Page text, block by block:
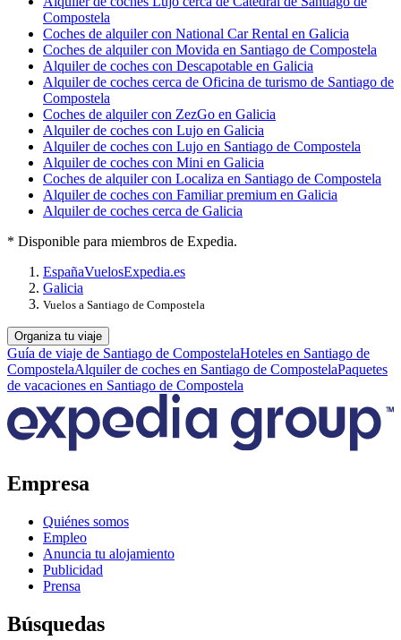
Compostela
Coches de alquiler con National Car Rental en Galicia
Coches de alquiler con Movida en Santiago de Compostela
Alquiler de coches con Descapotable en Galicia
Alquiler de coches cerca de Oficina de turismo de Santiago de
Compostela
Coches de alquiler con ZezGo en Galicia
Alquiler de coches con Lujo en Galicia
Alquiler de coches con Lujo en Santiago de Compostela
Alquiler de coches con Mini en Galicia
Coches de alquiler con Localiza en Santiago de Compostela
Alquiler de coches con Familiar premium en Galicia
Alquiler de coches cerca de Galicia
* Disponible para miembros de Expedia.
EspañaVuelosExpedia.es
Galicia
Vuelos a Santiago de Compostela
Organiza tu viaje
Guía de viaje de Santiago de CompostelaHoteles en Santiago de
CompostelaAlquiler de coches en Santiago de CompostelaPaquetes
de vacaciones en Santiago de Compostela
Empresa
Quiénes somos
Empleo
Anuncia tu alojamiento
Publicidad
Prensa
Búsquedas